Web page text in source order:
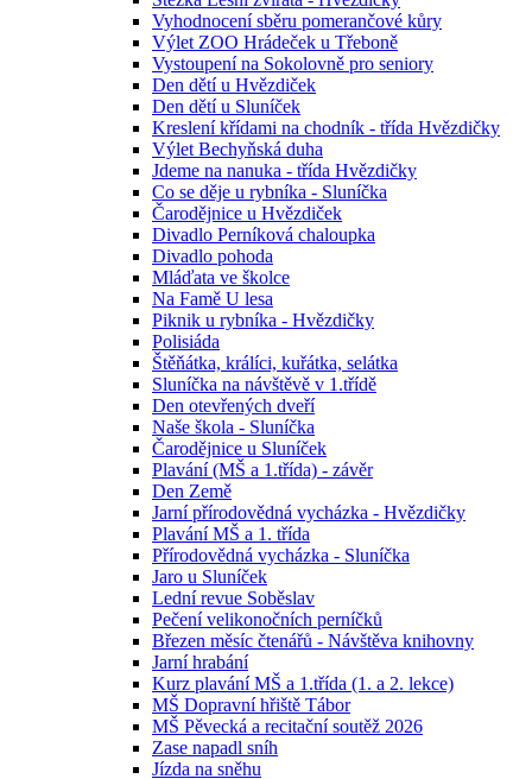
Vyhodnocení sběru pomerančové kůry
Výlet ZOO Hrádeček u Třeboně
Vystoupení na Sokolovně pro seniory
Den dětí u Hvězdiček
Den dětí u Sluníček
Kreslení křídami na chodník - třída Hvězdičky
Výlet Bechyňská duha
Jdeme na nanuka - třída Hvězdičky
Co se děje u rybníka - Sluníčka
Čarodějnice u Hvězdiček
Divadlo Perníková chaloupka
Divadlo pohoda
Mláďata ve školce
Na Famě U lesa
Piknik u rybníka - Hvězdičky
Polisiáda
Štěňátka, králíci, kuřátka, selátka
Sluníčka na návštěvě v 1.třídě
Den otevřených dveří
Naše škola - Sluníčka
Čarodějnice u Sluníček
Plavání (MŠ a 1.třída) - závěr
Den Země
Jarní přírodovědná vycházka - Hvězdičky
Plavání MŠ a 1. třída
Přírodovědná vycházka - Sluníčka
Jaro u Sluníček
Lední revue Soběslav
Pečení velikonočních perníčků
Březen měsíc čtenářů - Návštěva knihovny
Jarní hrabání
Kurz plavání MŠ a 1.třída (1. a 2. lekce)
MŠ Dopravní hřiště Tábor
MŠ Pěvecká a recitační soutěž 2026
Zase napadl sníh
Jízda na sněhu